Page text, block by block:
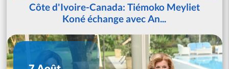
Côte d'Ivoire-Canada: Tiémoko Meyliet
Koné échange avec An...